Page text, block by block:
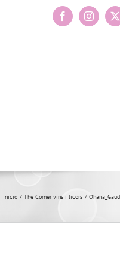
Facebook X
Inicio The Corner vins i licors